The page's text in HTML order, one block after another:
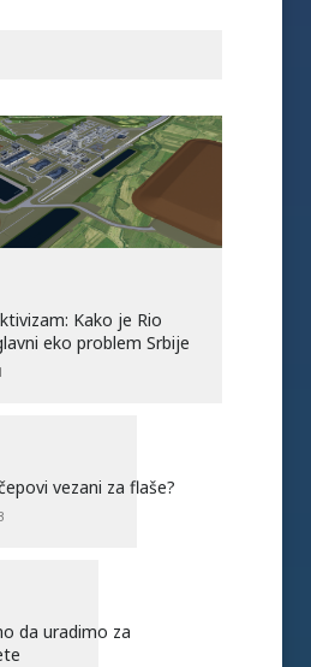
Kako je Rio
eko problem Srbije
vezani za flaše?
da uradimo za